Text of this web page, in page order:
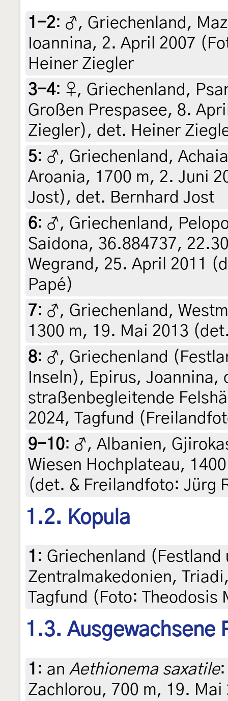
1-2: ♂, Griechenland,
Ioannina, 2. April 2007
Heiner Ziegler
3-4: ♀, Griechenland,
Großen Prespasee, 8.
Ziegler), det. Heiner
5: ♂, Griechenland,
Aroania, 1700 m, 2. Juni
Jost), det. Bernhard Jost
6: ♂, Griechenland,
Saidona, 36.884737,
Wegrand, 25. April 2011
Papé)
7: ♂, Griechenland,
1300 m, 19. Mai 2013
8: ♂, Griechenland
Inseln), Epirus,
straßenbegleitende
2024, Tagfund
9-10: ♂, Albanien,
Wiesen Hochplateau,
(det. & Freilandfoto: Jürg
1.2. Kopula
1 : Griechenland
Zentralmakedonien,
Tagfund (Foto: Theodosis
1.3. Ausgewachsene
1 : an Aethionema saxatile:
Zachlorou, 700 m, 19.